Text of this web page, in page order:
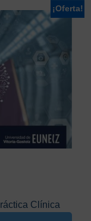
¡Oferta!
Clínica